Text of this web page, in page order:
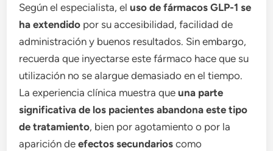
Según el especialista, eluso de fármacos GLP-1 se
ha extendido por su accesibilidad, facilidad de
administración y buenos resultados. Sin embargo,
recuerda que inyectarse este fármaco hace que su
utilización no se alargue demasiado en el tiempo.
La experiencia clínica muestra queuna parte
significativa de los pacientes abandona este tipo
de tratamiento, bien por agotamiento o por la
aparición deefectos secundarios como